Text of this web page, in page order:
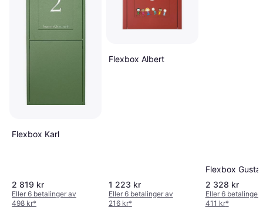
Flexbox Karl
2 819 kr
Eller 6 betalinger av
498 kr*
Flexbox Albert
1 223 kr
Eller 6 betalinger av
216 kr*
Flexbox Gustaf
2 328 kr
Eller 6 betalinger
411 kr*